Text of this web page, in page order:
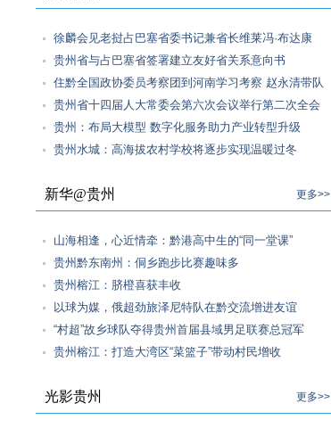
徐麟会见老挝占巴塞省委书记兼省长维莱冯·布达康
贵州省与占巴塞省签署建立友好省关系意向书
住黔全国政协委员考察团到河南学习考察 赵永清带队
贵州省十四届人大常委会第六次会议举行第二次全会
贵州：布局大模型 数字化服务助力产业转型升级
贵州水城：高海拔农村学校将逐步实现温暖过冬
新华@贵州 更多>>
山海相逢，心近情牵：黔港高中生的“同一堂课”
贵州黔东南州：侗乡跑步比赛趣味多
贵州榕江：脐橙喜获丰收
以球为媒，俄超劲旅泽尼特队在黔交流增进友谊
“村超”故乡球队夺得贵州首届县域男足联赛总冠军
贵州榕江：打造大湾区“菜篮子”带动村民增收
光影贵州 更多>>